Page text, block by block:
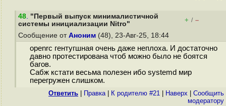
48. "Первый выпуск минималистичной
системы инициализации Nitro"
+ / –
Сообщение от Аноним (48), 23-Авг-25, 18:44
openrc гентугшная очень даже неплоха. И достаточно
давно протестирована чтоб можно было не боятся
багов.
Сабж кстати весьма полезен ибо systemd мир
перегружен слишком.
Ответить Правка| К родителю #21 Наверх
Cообщить
модератору